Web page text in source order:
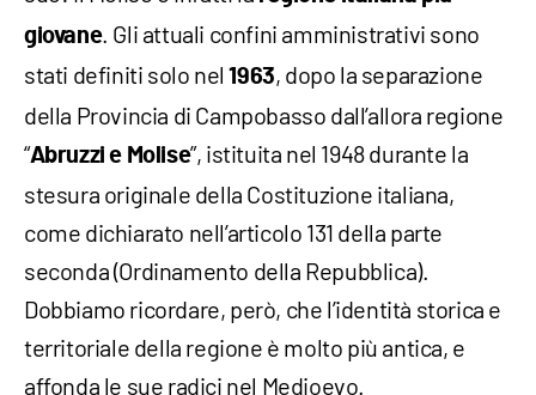
giovane. Gli attuali confini amministrativi sono
stati definiti solo nel1963, dopo la separazione
della Provincia di Campobasso dall’allora regione
“Abruzzi e Molise”, istituita nel 1948 durante la
stesura originale della Costituzione italiana,
come dichiarato nell’articolo 131 della parte
seconda (Ordinamento della Repubblica).
Dobbiamo ricordare, però, che l’identità storica e
territoriale della regione è molto più antica, e
affonda le sue radici nel Medioevo.